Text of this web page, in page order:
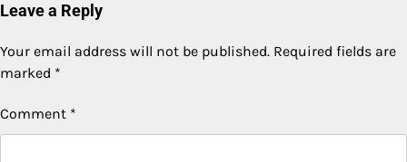
Leave a Reply
Your email address will not be published. Required fields are
marked *
Comment *